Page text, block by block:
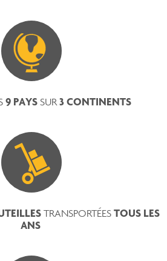
9 PAYS SUR 3 CONTINENTS
TRANSPORTÉES TOUS LES
ANS